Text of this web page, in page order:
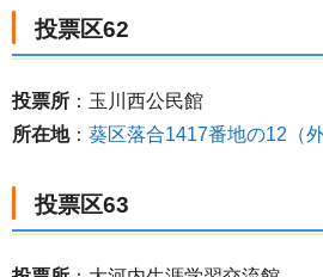
投票区62
投票所 ：玉川西公民館
所在地： 葵区落合1417番地の12（
投票区63